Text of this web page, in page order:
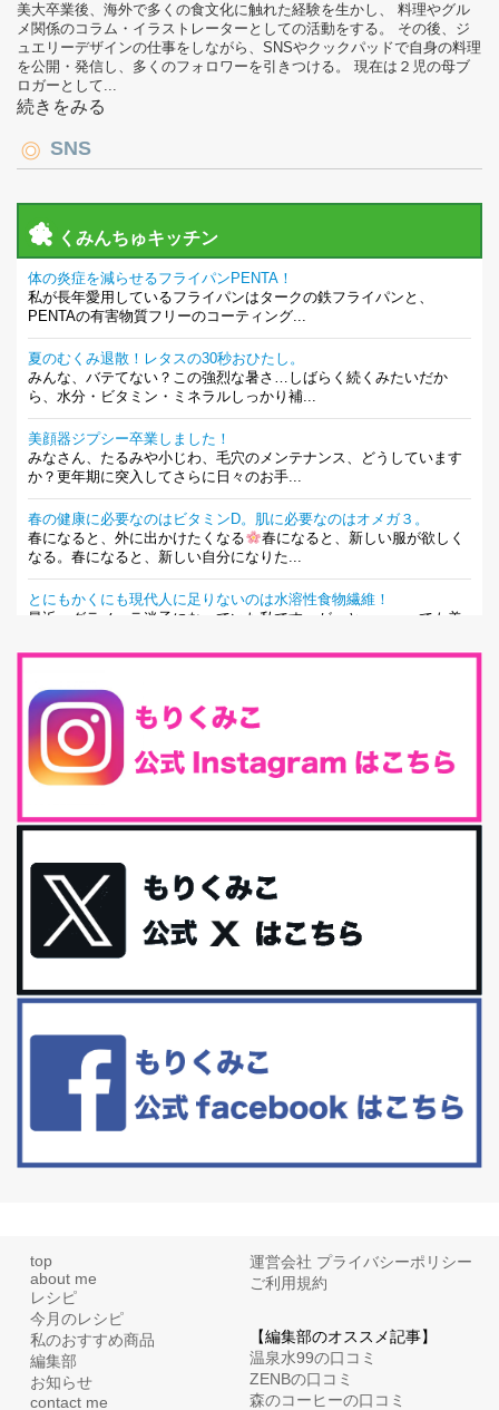
美大卒業後、海外で多くの食文化に触れた経験を生かし、 料理やグル
メ関係のコラム・イラストレーターとしての活動をする。 その後、ジ
ュエリーデザインの仕事をしながら、SNSやクックパッドで自身の料理
を公開・発信し、多くのフォロワーを引きつける。 現在は２児の母ブ
ロガーとして...
続きをみる
SNS
くみんちゅキッチン
体の炎症を減らせるフライパンPENTA！
私が長年愛用しているフライパンはタークの鉄フライパンと、
PENTAの有害物質フリーのコーティング...
夏のむくみ退散！レタスの30秒おひたし。
みんな、バテてない？この強烈な暑さ…しばらく続くみたいだか
ら、水分・ビタミン・ミネラルしっかり補...
美顔器ジプシー卒業しました！
みなさん、たるみや小じわ、毛穴のメンテナンス、どうしています
か？更年期に突入してさらに日々のお手...
春の健康に必要なのはビタミンD。肌に必要なのはオメガ３。
春になると、外に出かけたくなる
春になると、新しい服が欲しく
なる。春になると、新しい自分になりた...
とにもかくにも現代人に足りないのは水溶性食物繊維！
最近、グラノーラ迷子になっていた私です。が、と〜〜〜っても美
腸内環境を整えることは、健康維持の中でいっちばん大事！だと私
は思っています。 ヒトの免...
iHerb特大セール終了間近！みんな何買う？
最近お風呂上がりの炭酸水をシリカシリカにしているんだけど確か
今回は、最近毎回定期的に購入している「楽天ふるさと納税」の返
礼品トップ５を紹介します。今までいろ...
更年期を穏やかに乗りきるために今できる５つのこと。
アラフィフからの体と心の整え方。 私も気づけばアラフィフ、これ
といった更年期症状はまだ...
白髪・美容・免疫力、現代人に足りないのは海藻！
リーブオイルorごま油をたらす。&n...
top
about me
レシピ
今月のレシピ
私のおすすめ商品
編集部
お知らせ
contact me
運営会社 プライバシーポリシー
ご利用規約
【編集部のオススメ記事】
温泉水99の口コミ
ZENBの口コミ
森のコーヒーの口コミ